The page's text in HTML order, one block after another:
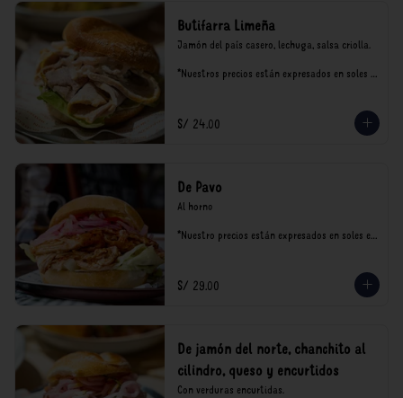
Butifarra Limeña
Jamón del país casero, lechuga, salsa criolla.
*Nuestros precios están expresados en soles e
S/ 24.00
De Pavo
Al horno
*Nuestro precios están expresados en soles e
S/ 29.00
De jamón del norte, chanchito al
cilindro, queso y encurtidos
Con verduras encurtidas.